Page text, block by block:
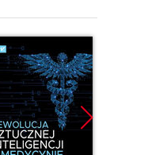
systemu
(33)